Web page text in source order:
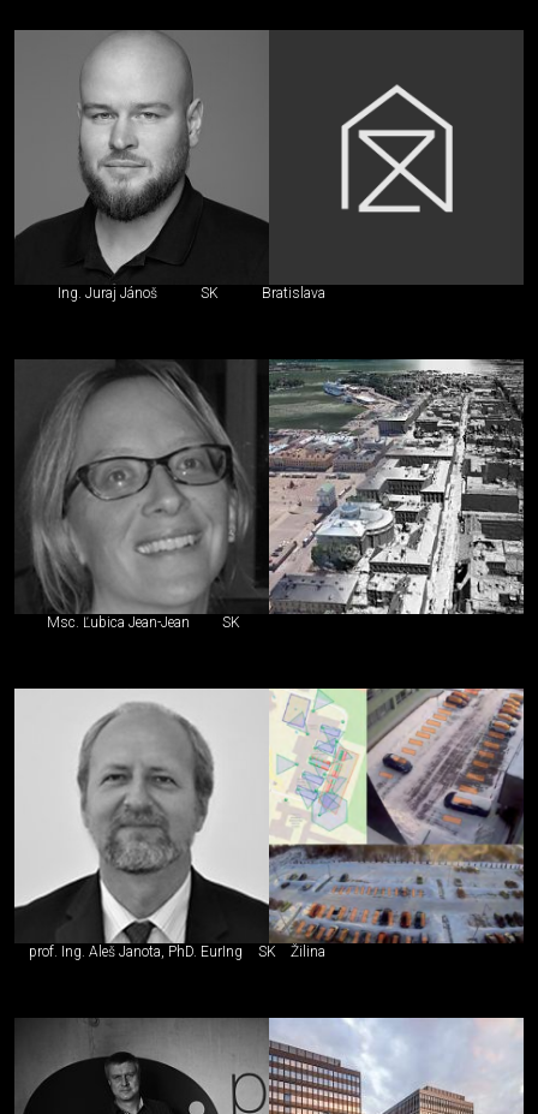
Ing. Juraj Jánoš SK Bratislava
Msc. Ľubica Jean-Jean SK
prof. Ing. Aleš Janota, PhD. EurIng SK Žilina